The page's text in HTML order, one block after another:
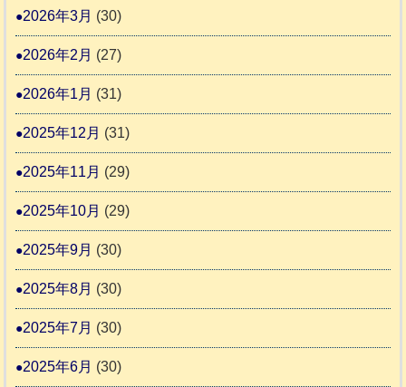
ま
2026年3月 (30)
2026年2月 (27)
2026年1月 (31)
2025年12月 (31)
2025年11月 (29)
2025年10月 (29)
2025年9月 (30)
2025年8月 (30)
2025年7月 (30)
2025年6月 (30)